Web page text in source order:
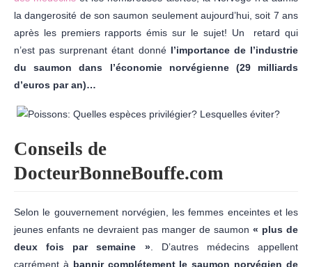
la dangerosité de son saumon seulement aujourd’hui, soit 7 ans
après les premiers rapports émis sur le sujet! Un retard qui
n’est pas surprenant étant donnél’importance de l’industrie
du saumon dans l’économie norvégienne (29 milliards
d’euros par an)…
Conseils de
DocteurBonneBouffe.com
Selon le gouvernement norvégien, les femmes enceintes et les
jeunes enfants ne devraient pas manger de saumon « plus de
deux fois par semaine ». D’autres médecins appellent
carrément à bannir complétement le saumon norvégien de